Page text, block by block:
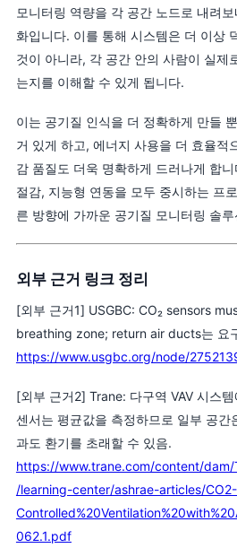
모니터링 역량을 각 공간 노드로 내려
화입니다. 이를 통해 시스템은 더 이상
것이 아니라, 각 공간 안의 사람이 실제
는지를 이해할 수 있게 됩니다.
이는 공기질 인식을 더 정확하게 만들
거 있게 하고, 에너지 사용을 더 효율적
감 품질도 더욱 명확하게 드러나게 합
절감, 지능형 연동을 모두 중시하는 프
른 방향에 가까운 공기질 모니터링 솔
외부 근거 링크 정리
[외부 근거1] USGBC: CO₂ sensors
breathing zone; return air ducts는 요
https://www.usgbc.org/node/
[외부 근거2] Trane: 다구역 VAV 시스
센서는 평균값을 측정하므로 일부 공간
과도 환기를 초래할 수 있음.
https://www.trane.com/content/dam/
/learning-center/ashrae-articles/
062.1.pdf